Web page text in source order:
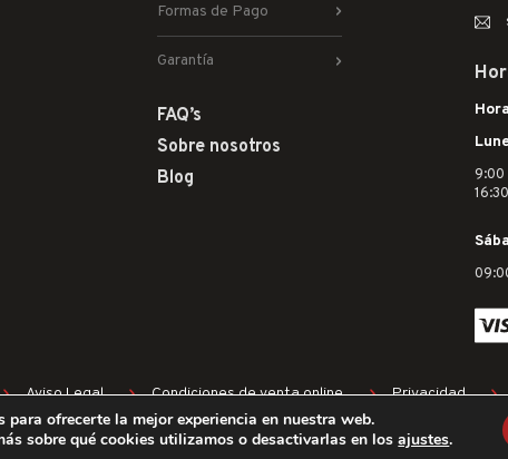
para ofrecerte la mejor experiencia en nuestra web.
sobre qué cookies utilizamos o desactivarlas en losajustes.
Formas de Pago
Garantía
FAQ’s
Sobre nosotros
Blog
9:00
Aviso Legal Condiciones de venta online Privacidad